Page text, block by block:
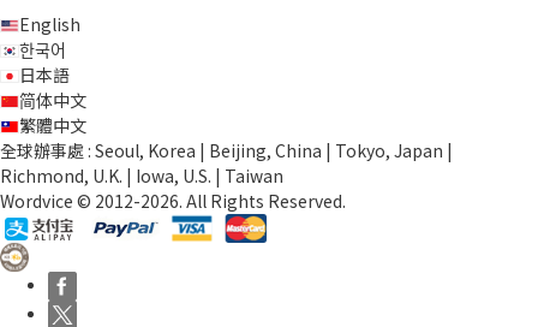
English
한국어
日本語
简体中文
繁體中文
全球辦事處 : Seoul, Korea | Beijing, China | Tokyo, Japan |
Richmond, U.K. | Iowa, U.S. | Taiwan
Wordvice © 2012-2026. All Rights Reserved.